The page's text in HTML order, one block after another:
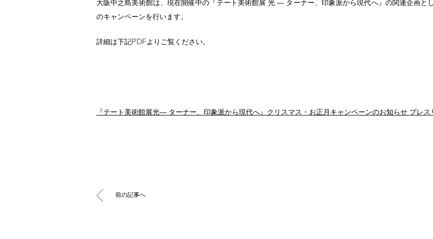
大阪中之島美術館は、現在開催中の『テート美術館展 光 ― ターナー、印象派から現代へ』の関連企画とし
のキャンペーンを行います。
詳細は下記PDFよりご覧ください。
『テート美術館展光― ターナー、印象派から現代へ』クリスマス・お正月キャンペーンのお知らせ プレス
前の記事へ